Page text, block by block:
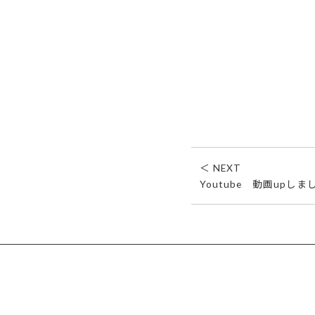
＜ NEXT
Youtube 動画upしま